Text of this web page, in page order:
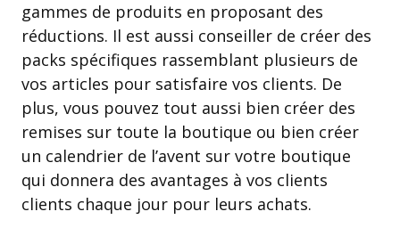
gammes de produits en proposant des
réductions. Il est aussi conseiller de créer des
packs spécifiques rassemblant plusieurs de
vos articles pour satisfaire vos clients. De
plus, vous pouvez tout aussi bien créer des
remises sur toute la boutique ou bien créer
un calendrier de l’avent sur votre boutique
qui donnera des avantages à vos clients
clients chaque jour pour leurs achats.